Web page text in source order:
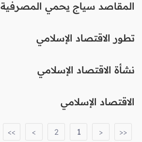
المقاصد سياج يحمي المصرفية
تطور الاقتصاد الإسلامي
نشأة الاقتصاد الإسلامي
الاقتصاد الإسلامي
<<
<
1
2
>
>>